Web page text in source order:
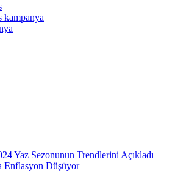
kampanya
Yaz Sezonunun Trendlerini Açıkladı
Enflasyon Düşüyor